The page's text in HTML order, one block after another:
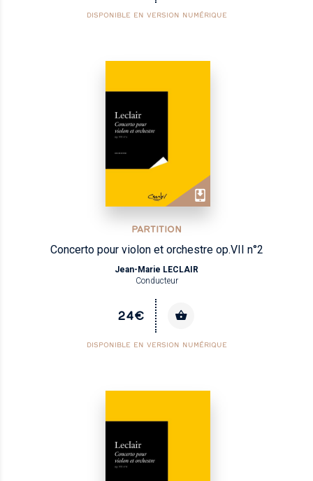
DISPONIBLE EN VERSION NUMÉRIQUE
PARTITION
Concerto pour violon et orchestre op.VII n°2
Jean-Marie LECLAIR
Conducteur
24€
DISPONIBLE EN VERSION NUMÉRIQUE